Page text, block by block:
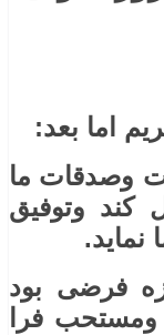
اما بعد:
وصدقات ما
کند وتوفیق
فرضی بود
فرا